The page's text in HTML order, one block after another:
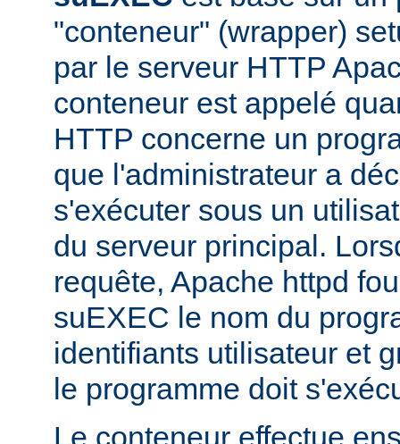
"conteneur" (wrapper)
par le serveur HTTP
conteneur est appelé
HTTP concerne un
que l'administrateur a
s'exécuter sous un
du serveur principal.
requête, Apache httpd
suEXEC le nom du
identifiants utilisateur et
le programme doit
Le conteneur effectue